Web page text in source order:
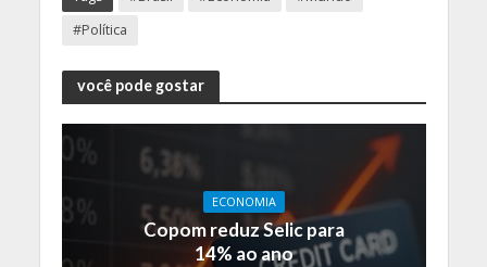
#Política
você pode gostar
ECONOMIA
Copom reduz Selic para
14% ao ano